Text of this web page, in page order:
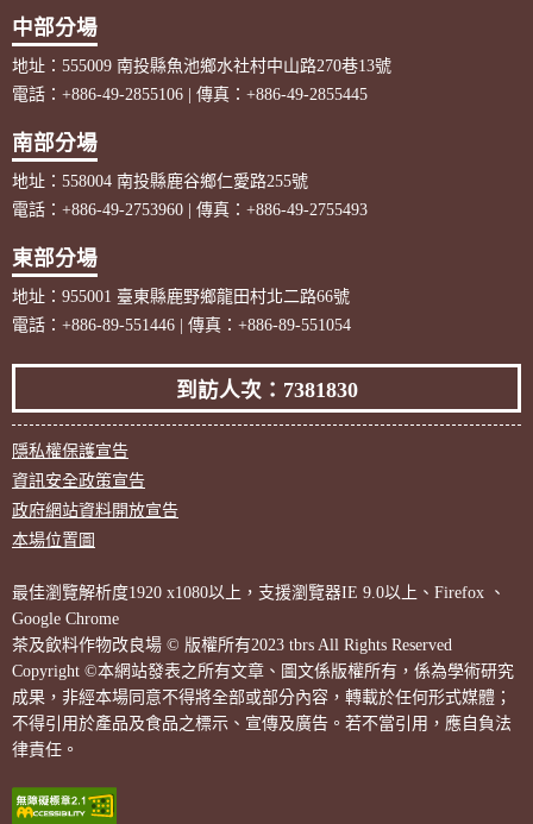
中部分場
地址：555009 南投縣魚池鄉水社村中山路270巷13號
電話：+886-49-2855106 | 傳真：+886-49-2855445
南部分場
地址：558004 南投縣鹿谷鄉仁愛路255號
電話：+886-49-2753960 | 傳真：+886-49-2755493
東部分場
地址：955001 臺東縣鹿野鄉龍田村北二路66號
電話：+886-89-551446 | 傳真：+886-89-551054
到訪人次：7381830
隱私權保護宣告
資訊安全政策宣告
政府網站資料開放宣告
本場位置圖
最佳瀏覽解析度1920 x1080以上，支援瀏覽器IE 9.0以上、Firefox 、
Google Chrome
茶及飲料作物改良場 © 版權所有2023 tbrs All Rights Reserved
Copyright ©本網站發表之所有文章、圖文係版權所有，係為學術研究
成果，非經本場同意不得將全部或部分內容，轉載於任何形式媒體；
不得引用於產品及食品之標示、宣傳及廣告。若不當引用，應自負法
律責任。